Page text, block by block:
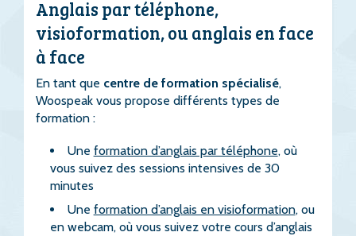
Anglais par téléphone,
visioformation, ou anglais en face
à face
En tant que centre de formation spécialisé,
Woospeak vous propose différents types de
formation :
Une formation d’anglais par téléphone, où
vous suivez des sessions intensives de 30
minutes
Une formation d’anglais en visioformation, ou
en webcam, où vous suivez votre cours d’anglais